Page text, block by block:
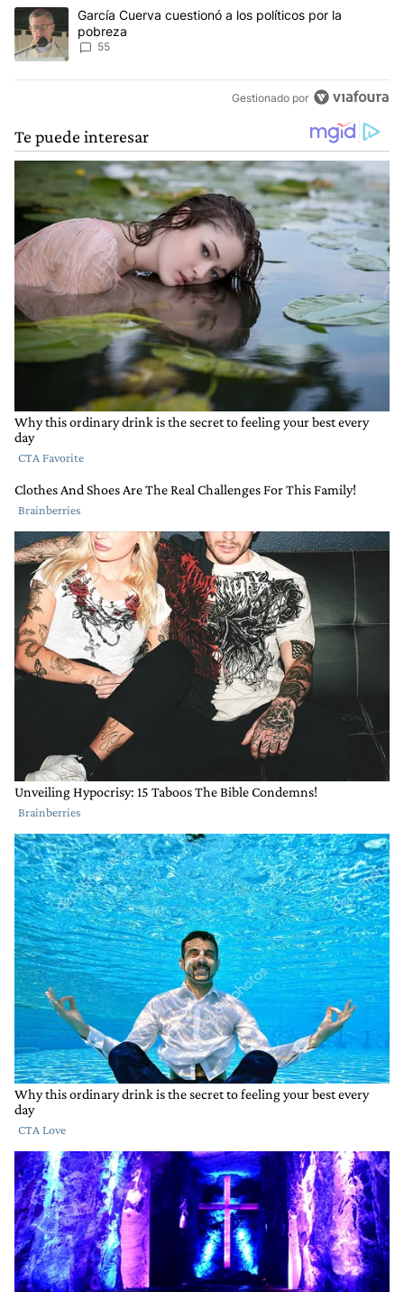
Un artículo de tendencia con el título "García Cuerva cuestionó
García Cuerva cuestionó a los políticos por la
pobreza
55
Gestionado por